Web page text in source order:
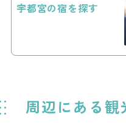
宇都宮の宿を探す
周辺にある観